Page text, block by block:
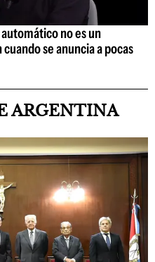
no es un
se anuncia a pocas
ARGENTINA